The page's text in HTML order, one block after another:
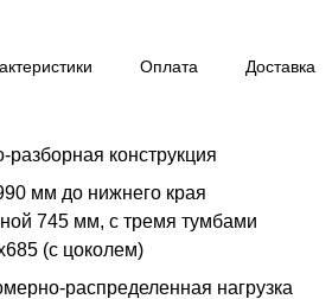
Оплата Доставка
конструкция
мм до нижнего края
745 мм, с тремя тумбами
(с цоколем)
распределенная нагрузка